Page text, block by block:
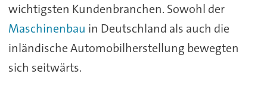
wichtigsten Kundenbranchen. Sowohl der
Maschinenbau in Deutschland als auch die
inländische Automobilherstellung bewegten
sich seitwärts.